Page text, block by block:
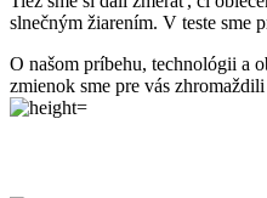
Pridané hodnoty
Všetko oblečenie CityZen